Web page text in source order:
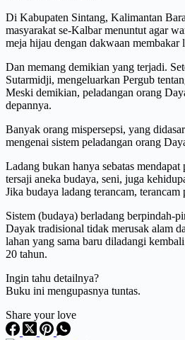
Di Kabupaten Sintang, Kalimantan
masyarakat se-Kalbar menuntut agar
meja hijau dengan dakwaan membakar
Dan memang demikian yang terjadi.
Sutarmidji, mengeluarkan Pergub
Meski demikian, peladangan orang
depannya.
Banyak orang mispersepsi, yang
mengenai sistem peladangan orang
Ladang bukan hanya sebatas
tersaji aneka budaya, seni, juga
Jika budaya ladang terancam,
Sistem (budaya) berladang berpindah-
Dayak tradisional tidak merusak alam
lahan yang sama baru diladangi
20 tahun.
Ingin tahu detailnya?
Buku ini mengupasnya tuntas.
Share your love